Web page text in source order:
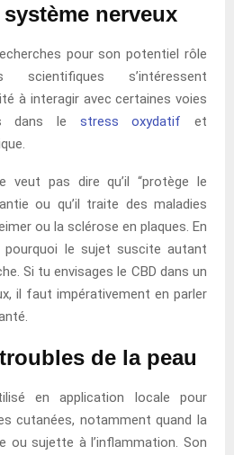
nerveux
pour son potentiel rôle
scientifiques s’intéressent
à interagir avec certaines voies
dans le stress oxydatif et
veut pas dire qu’il “protège le
ou qu’il traite des maladies
ou la sclérose en plaques. En
pourquoi le sujet suscite autant
Si tu envisages le CBD dans un
il faut impérativement en parler
de la peau
en application locale pour
cutanées, notamment quand la
ou sujette à l’inflammation. Son